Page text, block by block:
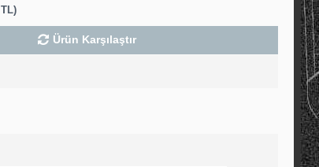
Ürün Karşılaştır